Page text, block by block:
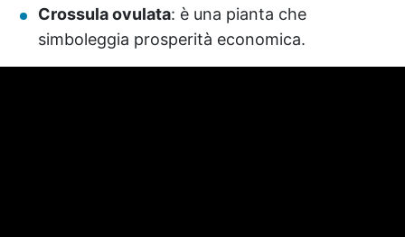
Crossula ovulata: è una pianta che
simboleggia prosperità economica.